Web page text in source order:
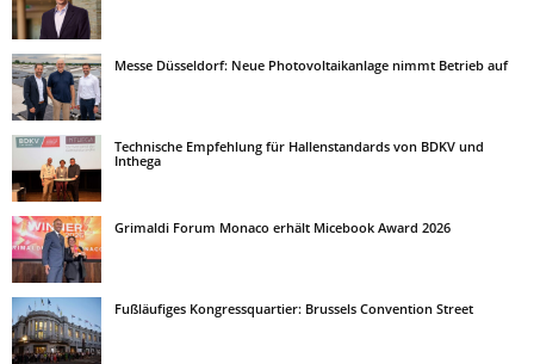
Messe Düsseldorf: Neue Photovoltaikanlage nimmt Betrieb auf
Technische Empfehlung für Hallenstandards von BDKV und
Inthega
Grimaldi Forum Monaco erhält Micebook Award 2026
Fußläufiges Kongressquartier: Brussels Convention Street